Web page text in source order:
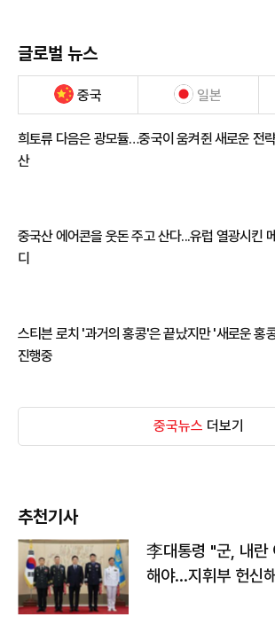
글로벌 뉴스
중국 일본
희토류 다음은 광모듈…중국이 움켜쥔 새로운 전
산
중국산 에어콘을 웃돈 주고 산다...유럽 열광시킨
디
스티븐 로치 '과거의 홍콩'은 끝났지만 '새로운 홍
진행중
중국뉴스 더보기
추천기사
李대통령 "군, 내란
해야…지휘부 헌신